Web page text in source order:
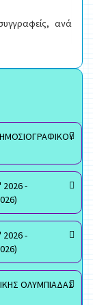
ανά
2026 -
2026 -
ΟΛΥΜΠΙΑΔΑΣ